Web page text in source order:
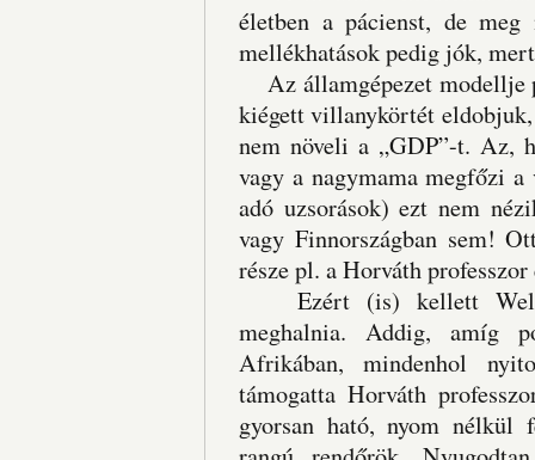
életben a pácienst, de
mellékhatások pedig jók,
Az államgépezet modellje
kiégett villanykörtét
nem növeli a „GDP”-t. Az,
vagy a nagymama megfőzi
adó uzsorások) ezt nem
vagy Finnországban sem!
része pl. a Horváth
Ezért (is) kellett Wells
meghalnia. Addig, amíg
Afrikában, mindenhol
támogatta Horváth
gyorsan ható, nyom nélkül